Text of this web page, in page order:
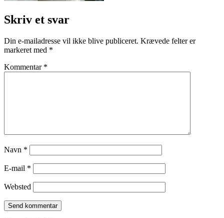
Skriv et svar
Din e-mailadresse vil ikke blive publiceret. Krævede felter er
markeret med *
Kommentar *
Navn *
E-mail *
Websted